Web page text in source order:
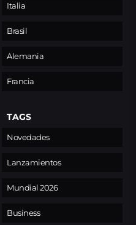
Italia
Brasil
Alemania
Francia
TAGS
Novedades
Lanzamientos
Mundial 2026
Business